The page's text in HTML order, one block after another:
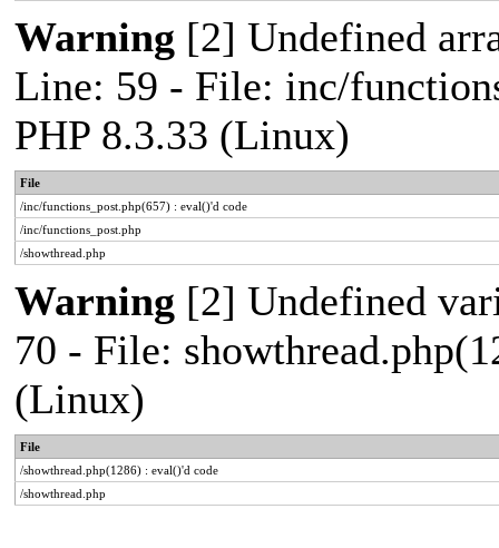
Warning [2] Undefined
Line: 59 - File: inc/
PHP 8.3.33 (Linux)
File
/inc/functions_post.php(657) : eval()'d code
/inc/functions_post.php
/showthread.php
Warning [2] Undefined
70 - File:
(Linux)
File
/showthread.php(1286) : eval()'d code
/showthread.php